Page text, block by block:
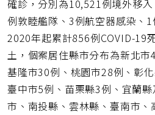
確診，分別為10,521例境外移
例敦睦艦隊、3例航空器感染、
2020年起累計856例COVID-19
土，個案居住縣市分布為新北市
基隆市30例、桃園市28例、彰
臺中市5例、苗栗縣3例、宜蘭
市、南投縣、雲林縣、臺南市